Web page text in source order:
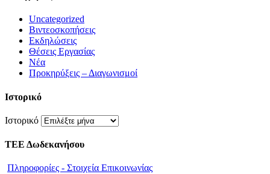
Uncategorized
Βιντεοσκοπήσεις
Εκδηλώσεις
Θέσεις Εργασίας
Νέα
Προκηρύξεις – Διαγωνισμοί
Ιστορικό
Ιστορικό
ΤΕΕ Δωδεκανήσου
Πληροφορίες - Στοιχεία Επικοινωνίας